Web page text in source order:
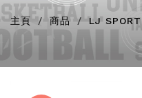
龍舟 hot
羽毛球 / 網球
衛衣
索繩袋
常用字體
不同的服裝印刷方式及特點
主頁 商品 LJ SPORT